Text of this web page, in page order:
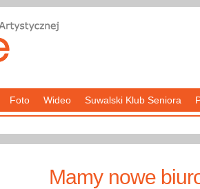
Foto Wideo Suwalski Klub Seniora
Mamy nowe